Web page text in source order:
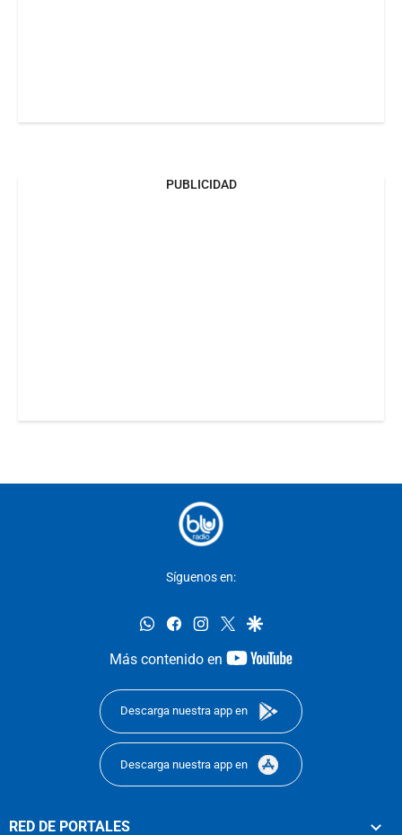
PUBLICIDAD
Síguenos en:
whatsappfacebookinstagram
twittergoogle
Más contenido en
youtube-
Descarga nuestra app en
Descarga nuestra app en
RED DE PORTALES